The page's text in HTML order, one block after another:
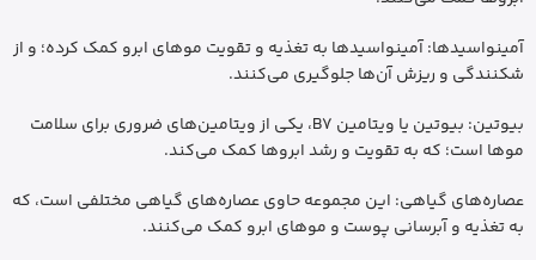
آمینواسیدها: آمینواسیدها به تغذیه و تقویت موهای ابرو کمک کرده؛ و از
شکنندگی و ریزش آن‌ها جلوگیری می‌کنند.
بیوتین: بیوتین یا ویتامین B7، یکی از ویتامین‌های ضروری برای سلامت
موها است؛ که به تقویت و رشد ابروها کمک می‌کند.
عصاره‌های گیاهی: این مجموعه حاوی عصاره‌های گیاهی مختلفی است، که
به تغذیه و آبرسانی پوست و موهای ابرو کمک می‌کنند.